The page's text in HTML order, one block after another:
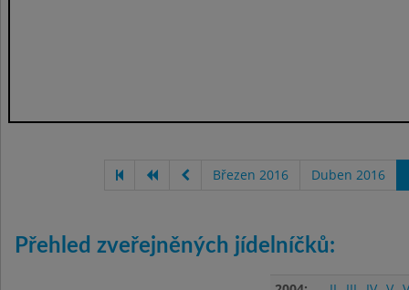
Březen 2016 Duben 2016
Přehled zveřejněných jídelníčků: